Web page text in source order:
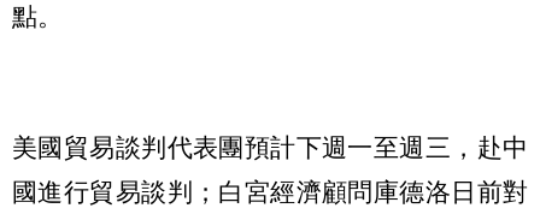
點。
美國貿易談判代表團預計下週一至週三，赴中
國進行貿易談判；白宮經濟顧問庫德洛日前對